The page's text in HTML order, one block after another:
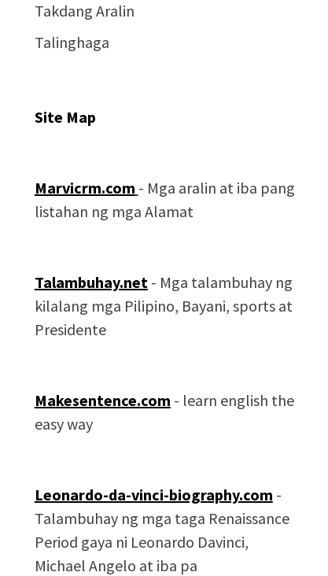
Takdang Aralin
Talinghaga
Site Map
Marvicrm.com - Mga aralin at iba pang
listahan ng mga Alamat
Talambuhay.net- Mga talambuhay ng
kilalang mga Pilipino, Bayani, sports at
Presidente
Makesentence.com - learn english the
easy way
Leonardo-da-vinci-biography.com -
Talambuhay ng mga taga Renaissance
Period gaya ni Leonardo Davinci,
Michael Angelo at iba pa